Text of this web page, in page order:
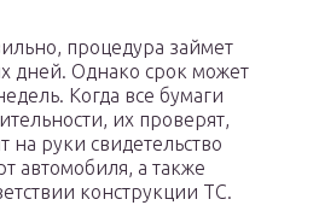
процедура займет
дней. Однако срок может
Когда все бумаги
их проверят,
на руки свидетельство
автомобиля, а также
конструкции ТС.